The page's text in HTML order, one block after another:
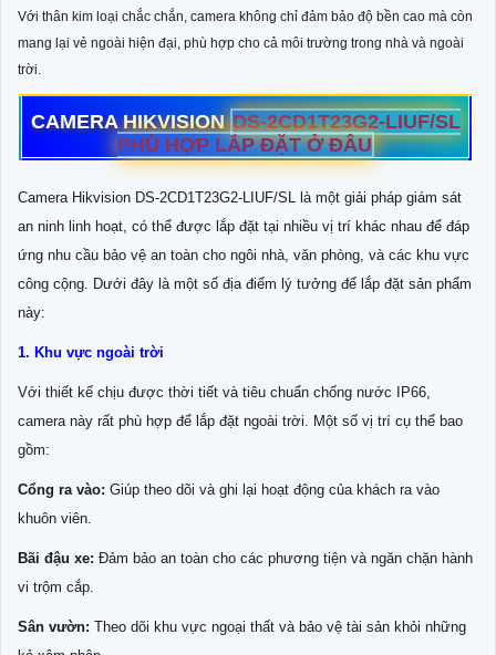
Với thân kim loại chắc chắn, camera không chỉ đảm bảo độ bền cao mà còn
mang lại vẻ ngoài hiện đại, phù hợp cho cả môi trường trong nhà và ngoài
trời.
CAMERA HIKVISIONDS-2CD1T23G2-LIUF/SL
PHÙ HỢP LẮP ĐẶT Ở ĐÂU
Camera Hikvision DS-2CD1T23G2-LIUF/SL là một giải pháp giám sát
an ninh linh hoạt, có thể được lắp đặt tại nhiều vị trí khác nhau để đáp
ứng nhu cầu bảo vệ an toàn cho ngôi nhà, văn phòng, và các khu vực
công cộng. Dưới đây là một số địa điểm lý tưởng để lắp đặt sản phẩm
này:
1. Khu vực ngoài trời
Với thiết kế chịu được thời tiết và tiêu chuẩn chống nước IP66,
camera này rất phù hợp để lắp đặt ngoài trời. Một số vị trí cụ thể bao
gồm:
Cổng ra vào: Giúp theo dõi và ghi lại hoạt động của khách ra vào
khuôn viên.
Bãi đậu xe: Đảm bảo an toàn cho các phương tiện và ngăn chặn hành
vi trộm cắp.
Sân vườn: Theo dõi khu vực ngoại thất và bảo vệ tài sản khỏi những